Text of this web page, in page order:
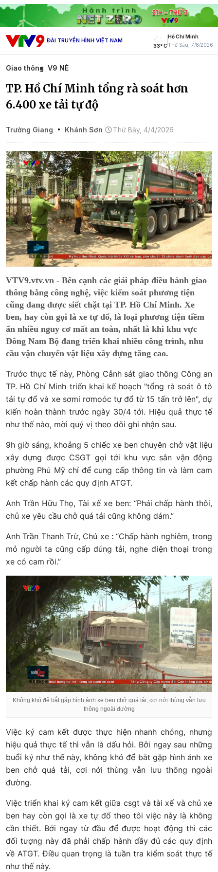
ĐÀI TRUYỀN HÌNH VIỆT NAM
33° C
Hồ Chí Minh
Thứ Sáu, 7/8/2026
Giao thông V9 NÈ
TP. Hồ Chí Minh tổng rà soát hơn
6.400 xe tải tự độ
Trường Giang Khánh Sơn Thứ Bảy, 4/4/2026
VTV9.vtv.vn - Bên cạnh các giải pháp điều hành giao
thông bằng công nghệ, việc kiểm soát phương tiện
cũng đang được siết chặt tại TP. Hồ Chí Minh. Xe
ben, hay còn gọi là xe tự đổ, là loại phương tiện tiềm
ẩn nhiều nguy cơ mất an toàn, nhất là khi khu vực
Đông Nam Bộ đang triển khai nhiều công trình, nhu
cầu vận chuyển vật liệu xây dựng tăng cao.
Trước thực tế này, Phòng Cảnh sát giao thông Công an
TP. Hồ Chí Minh triển khai kế hoạch "tổng rà soát ô tô
tải tự đổ và xe sơmi rơmoóc tự đổ từ 15 tấn trở lên", dự
kiến hoàn thành trước ngày 30/4 tới. Hiệu quả thực tế
như thế nào, mời quý vị theo dõi ghi nhận sau.
9h giờ sáng, khoảng 5 chiếc xe ben chuyên chở vật liệu
xây dựng được CSGT gọi tới khu vực sân vận động
phường Phú Mỹ chỉ để cung cấp thông tin và làm cam
kết chấp hành các quy định ATGT.
Anh Trần Hữu Thọ, Tài xế xe ben: “Phải chấp hành thôi,
chủ xe yêu cầu chở quá tải cũng không dám.”
Anh Trần Thanh Trừ, Chủ xe : “Chấp hành nghiêm, trong
mỏ người ta cũng cấp đúng tải, nghe điện thoại trong
xe có cam rồi.”
Không khó để bắt gặp hình ảnh xe ben chở quá tải, cơi nới thùng vẫn lưu
thông ngoài đường
Việc ký cam kết được thực hiện nhanh chóng, nhưng
hiệu quả thực tế thì vẫn là dấu hỏi. Bởi ngay sau những
buổi ký như thế này, không khó để bắt gặp hình ảnh xe
ben chở quá tải, cơi nới thùng vẫn lưu thông ngoài
đường.
Việc triển khai ký cam kết giữa csgt và tài xế và chủ xe
ben hay còn gọi là xe tự đổ theo tôi việc này là không
cần thiết. Bởi ngay từ đầu để được hoạt động thì các
đối tượng này đã phải chấp hành đầy đủ các quy định
về ATGT. Điều quan trọng là tuần tra kiểm soát thực tế
như thế này.